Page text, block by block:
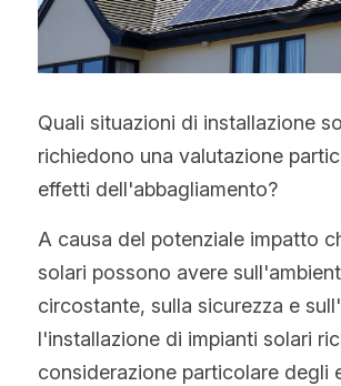
Quali situazioni di installazione
richiedono una valutazione
effetti dell'abbagliamento?
A causa del potenziale impatto
solari possono avere
circostante, sulla sicurezza e
l'installazione di impianti solari
considerazione particolare degli